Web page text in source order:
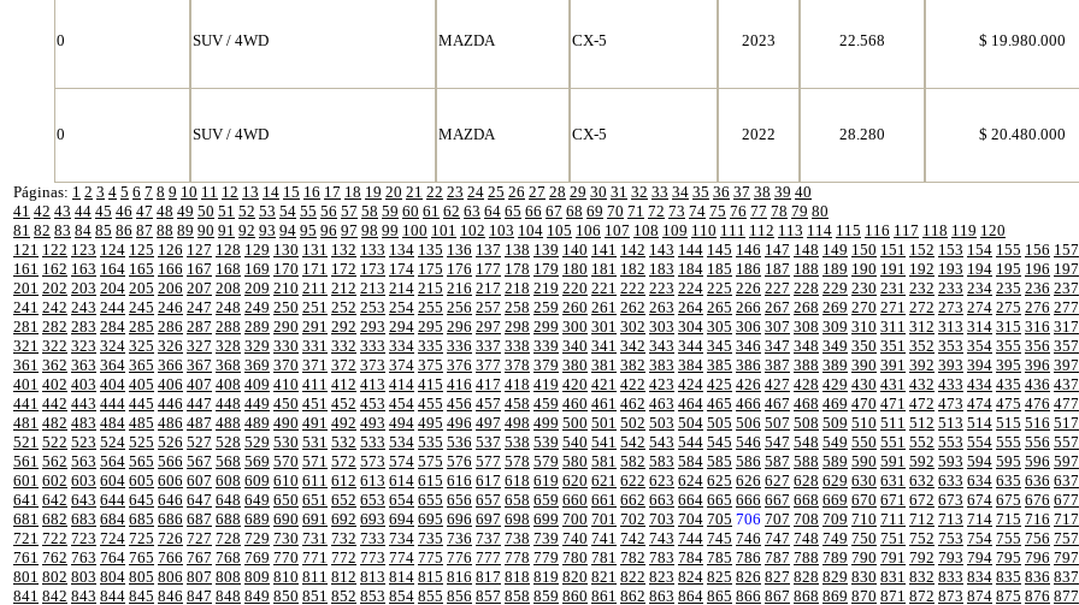
0 SUV / 4WD MAZDA CX-5 2023 22.568 $ 19.980.000
0 SUV / 4WD MAZDA CX-5 2022 28.280 $ 20.480.000
Páginas: 1 2 3 4 5 6 7 8 9 10 11 12 13 14 15 16 17 18 19 20 21 22 23 24 25 26 27 28 29 30 31 32 33 34 35 36 37 38 39 40
41 42 43 44 45 46 47 48 49 50 51 52 53 54 55 56 57 58 59 60 61 62 63 64 65 66 67 68 69 70 71 72 73 74 75 76 77 78 79 80
81 82 83 84 85 86 87 88 89 90 91 92 93 94 95 96 97 98 99 100 101 102 103 104 105 106 107 108 109 110 111 112 113 114 115 116 117 118 119 120
121 122 123 124 125 126 127 128 129 130 131 132 133 134 135 136 137 138 139 140 141 142 143 144 145 146 147 148 149 150 151 152 153 154 155 156 157
161 162 163 164 165 166 167 168 169 170 171 172 173 174 175 176 177 178 179 180 181 182 183 184 185 186 187 188 189 190 191 192 193 194 195 196 197
201 202 203 204 205 206 207 208 209 210 211 212 213 214 215 216 217 218 219 220 221 222 223 224 225 226 227 228 229 230 231 232 233 234 235 236 237
241 242 243 244 245 246 247 248 249 250 251 252 253 254 255 256 257 258 259 260 261 262 263 264 265 266 267 268 269 270 271 272 273 274 275 276 277
281 282 283 284 285 286 287 288 289 290 291 292 293 294 295 296 297 298 299 300 301 302 303 304 305 306 307 308 309 310 311 312 313 314 315 316 317
321 322 323 324 325 326 327 328 329 330 331 332 333 334 335 336 337 338 339 340 341 342 343 344 345 346 347 348 349 350 351 352 353 354 355 356 357
361 362 363 364 365 366 367 368 369 370 371 372 373 374 375 376 377 378 379 380 381 382 383 384 385 386 387 388 389 390 391 392 393 394 395 396 397
401 402 403 404 405 406 407 408 409 410 411 412 413 414 415 416 417 418 419 420 421 422 423 424 425 426 427 428 429 430 431 432 433 434 435 436 437
441 442 443 444 445 446 447 448 449 450 451 452 453 454 455 456 457 458 459 460 461 462 463 464 465 466 467 468 469 470 471 472 473 474 475 476 477
481 482 483 484 485 486 487 488 489 490 491 492 493 494 495 496 497 498 499 500 501 502 503 504 505 506 507 508 509 510 511 512 513 514 515 516 517
521 522 523 524 525 526 527 528 529 530 531 532 533 534 535 536 537 538 539 540 541 542 543 544 545 546 547 548 549 550 551 552 553 554 555 556 557
561 562 563 564 565 566 567 568 569 570 571 572 573 574 575 576 577 578 579 580 581 582 583 584 585 586 587 588 589 590 591 592 593 594 595 596 597
601 602 603 604 605 606 607 608 609 610 611 612 613 614 615 616 617 618 619 620 621 622 623 624 625 626 627 628 629 630 631 632 633 634 635 636 637
641 642 643 644 645 646 647 648 649 650 651 652 653 654 655 656 657 658 659 660 661 662 663 664 665 666 667 668 669 670 671 672 673 674 675 676 677
681 682 683 684 685 686 687 688 689 690 691 692 693 694 695 696 697 698 699 700 701 702 703 704 705 706 707 708 709 710 711 712 713 714 715 716 717
721 722 723 724 725 726 727 728 729 730 731 732 733 734 735 736 737 738 739 740 741 742 743 744 745 746 747 748 749 750 751 752 753 754 755 756 757
761 762 763 764 765 766 767 768 769 770 771 772 773 774 775 776 777 778 779 780 781 782 783 784 785 786 787 788 789 790 791 792 793 794 795 796 797
801 802 803 804 805 806 807 808 809 810 811 812 813 814 815 816 817 818 819 820 821 822 823 824 825 826 827 828 829 830 831 832 833 834 835 836 837
841 842 843 844 845 846 847 848 849 850 851 852 853 854 855 856 857 858 859 860 861 862 863 864 865 866 867 868 869 870 871 872 873 874 875 876 877